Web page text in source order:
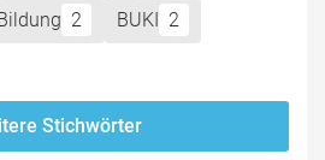
2 BUKI 2
Stichwörter